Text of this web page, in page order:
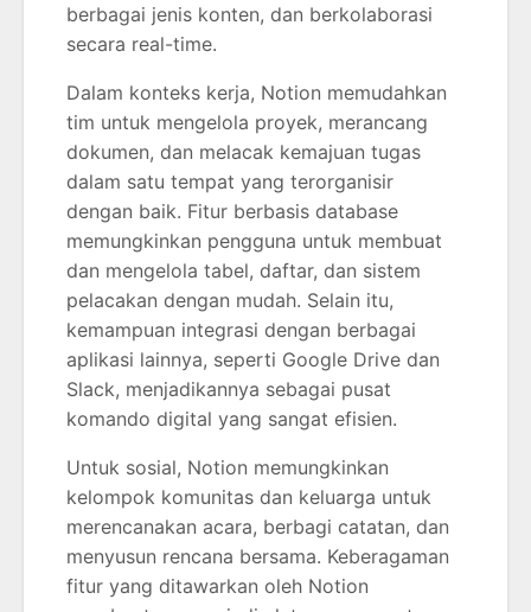
berbagai jenis konten, dan berkolaborasi
secara real-time.
Dalam konteks kerja, Notion memudahkan
tim untuk mengelola proyek, merancang
dokumen, dan melacak kemajuan tugas
dalam satu tempat yang terorganisir
dengan baik. Fitur berbasis database
memungkinkan pengguna untuk membuat
dan mengelola tabel, daftar, dan sistem
pelacakan dengan mudah. Selain itu,
kemampuan integrasi dengan berbagai
aplikasi lainnya, seperti Google Drive dan
Slack, menjadikannya sebagai pusat
komando digital yang sangat efisien.
Untuk sosial, Notion memungkinkan
kelompok komunitas dan keluarga untuk
merencanakan acara, berbagi catatan, dan
menyusun rencana bersama. Keberagaman
fitur yang ditawarkan oleh Notion